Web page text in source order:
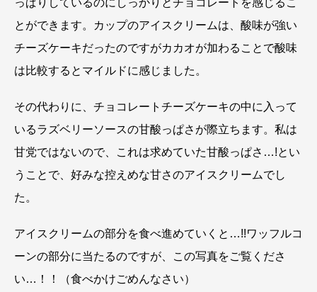
っぱりしているのにしっかりとチョコレートを感じるこ
とができます。カップのアイスクリームは、酸味が強い
チーズケーキだったのですがカカオが加わることで酸味
は比較するとマイルドに感じました。
その代わりに、チョコレートチーズケーキの中に入って
いるラズベリーソースの甘酸っぱさが際立ちます。私は
甘党ではないので、これは求めていた甘酸っぱさ…!とい
うことで、好みな控えめな甘さのアイスクリームでし
た。
アイスクリームの部分を食べ進めていくと…!!ワッフルコ
ーンの部分に当たるのですが、この写真をご覧くださ
い…！！（食べかけごめんなさい）